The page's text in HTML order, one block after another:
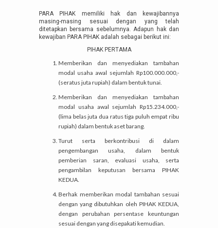
PARA PIHAK memiliki hak dan kewajibannya
masing-masing sesuai dengan yang telah
ditetapkan bersama sebelumnya. Adapun hak dan
kewajiban PARA PIHAK adalah sebagai berikut ini:
PIHAK PERTAMA
Memberikan dan menyediakan tambahan
modal usaha awal sejumlah Rp100.000.000,-
(seratus juta rupiah) dalam bentuk tunai.
Memberikan dan menyediakan tambahan
modal usaha awal sejumlah Rp15.234.000,-
(lima belas juta dua ratus tiga puluh empat ribu
rupiah) dalam bentuk aset barang.
Turut serta berkontribusi di dalam
pengembangan usaha, dalam bentuk
pemberian saran, evaluasi usaha, serta
pengambilan keputusan bersama PIHAK
KEDUA.
Berhak memberikan modal tambahan sesuai
dengan yang dibutuhkan oleh PIHAK KEDUA,
dengan perubahan persentase keuntungan
sesuai dengan yang disepakati kemudian.